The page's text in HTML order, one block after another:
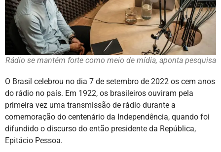
Rádio se mantém forte como meio de mídia, aponta pesquisa
O Brasil celebrou no dia 7 de setembro de 2022 os cem anos
do rádio no país. Em 1922, os brasileiros ouviram pela
primeira vez uma transmissão de rádio durante a
comemoração do centenário da Independência, quando foi
difundido o discurso do então presidente da República,
Epitácio Pessoa.